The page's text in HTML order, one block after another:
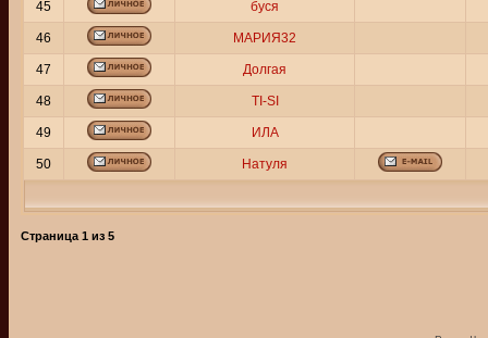
45 буся
46 МАРИЯ32
47 Долгая
48 TI-SI
49 ИЛА
50 Натуля
Страница 1 из 5